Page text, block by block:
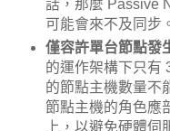
話，那麼 Passive
可能會來不及同步
僅容許單台節點發
的運作架構下只有
的節點主機數量不
節點主機的角色應
上，以避免硬體